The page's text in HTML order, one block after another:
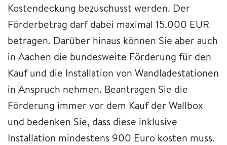
Kostendeckung bezuschusst werden. Der
Förderbetrag darf dabei maximal 15.000 EUR
betragen. Darüber hinaus können Sie aber auch
in Aachen die bundesweite Förderung für den
Kauf und die Installation von Wandladestationen
in Anspruch nehmen. Beantragen Sie die
Förderung immer vor dem Kauf der Wallbox
und bedenken Sie, dass diese inklusive
Installation mindestens 900 Euro kosten muss.